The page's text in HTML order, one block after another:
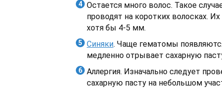
Остается много волос. Такое
проводят на коротких волосках.
хотя бы 4-5 мм.
Синяки. Чаще гематомы
медленно отрывает сахарную
Аллергия. Изначально следует
сахарную пасту на небольшом